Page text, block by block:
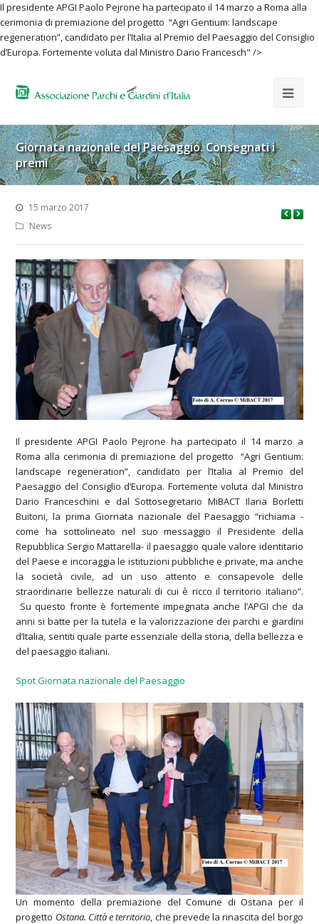
Il presidente APGI Paolo Pejrone ha partecipato il 14 marzo a Roma alla
cerimonia di premiazione del progetto “Agri Gentium: landscape
regeneration”, candidato per l’Italia al Premio del Paesaggio del Consiglio
d’Europa. Fortemente voluta dal Ministro Dario Francesch" />
Giornata nazionale del Paesaggio. Consegnati i
premi
15 marzo 2017
News
Il presidente APGI Paolo Pejrone ha partecipato il 14 marzo a
Roma alla cerimonia di premiazione del progetto “Agri Gentium:
landscape regeneration”, candidato per l’Italia al Premio del
Paesaggio del Consiglio d’Europa. Fortemente voluta dal Ministro
Dario Franceschini e dal Sottosegretario MiBACT Ilaria Borletti
Buitoni, la prima Giornata nazionale del Paesaggio “richiama -
come ha sottolineato nel suo messaggio il Presidente della
Repubblica Sergio Mattarella- il paesaggio quale valore identitario
del Paese e incoraggia le istituzioni pubbliche e private, ma anche
la società civile, ad un uso attento e consapevole delle
straordinarie bellezze naturali di cui è ricco il territorio italiano”.
Su questo fronte è fortemente impegnata anche l’APGI che da
anni si batte per la tutela e la valorizzazione dei parchi e giardini
d’Italia, sentiti quale parte essenziale della storia, della bellezza e
del paesaggio italiani.
Spot Giornata nazionale del Paesaggio
Un momento della premiazione del Comune di Ostana per il
progetto Ostana. Città e territorio, che prevede la rinascita del borgo